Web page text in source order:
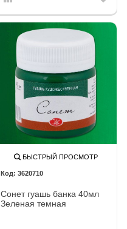
БЫСТРЫЙ ПРОСМОТР
3620710
Сонет гуашь банка 40мл
Зеленая темная